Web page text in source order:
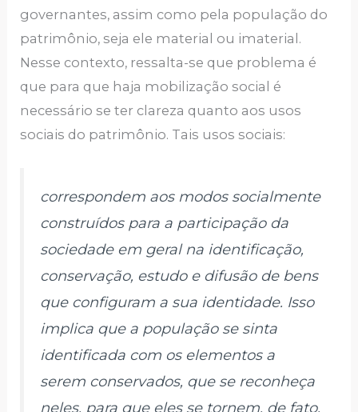
governantes, assim como pela população do
patrimônio, seja ele material ou imaterial.
Nesse contexto, ressalta-se que problema é
que para que haja mobilização social é
necessário se ter clareza quanto aos usos
sociais do patrimônio. Tais usos sociais:
correspondem aos modos socialmente
construídos para a participação da
sociedade em geral na identificação,
conservação, estudo e difusão de bens
que configuram a sua identidade. Isso
implica que a população se sinta
identificada com os elementos a
serem conservados, que se reconheça
neles, para que eles se tornem, de fato,